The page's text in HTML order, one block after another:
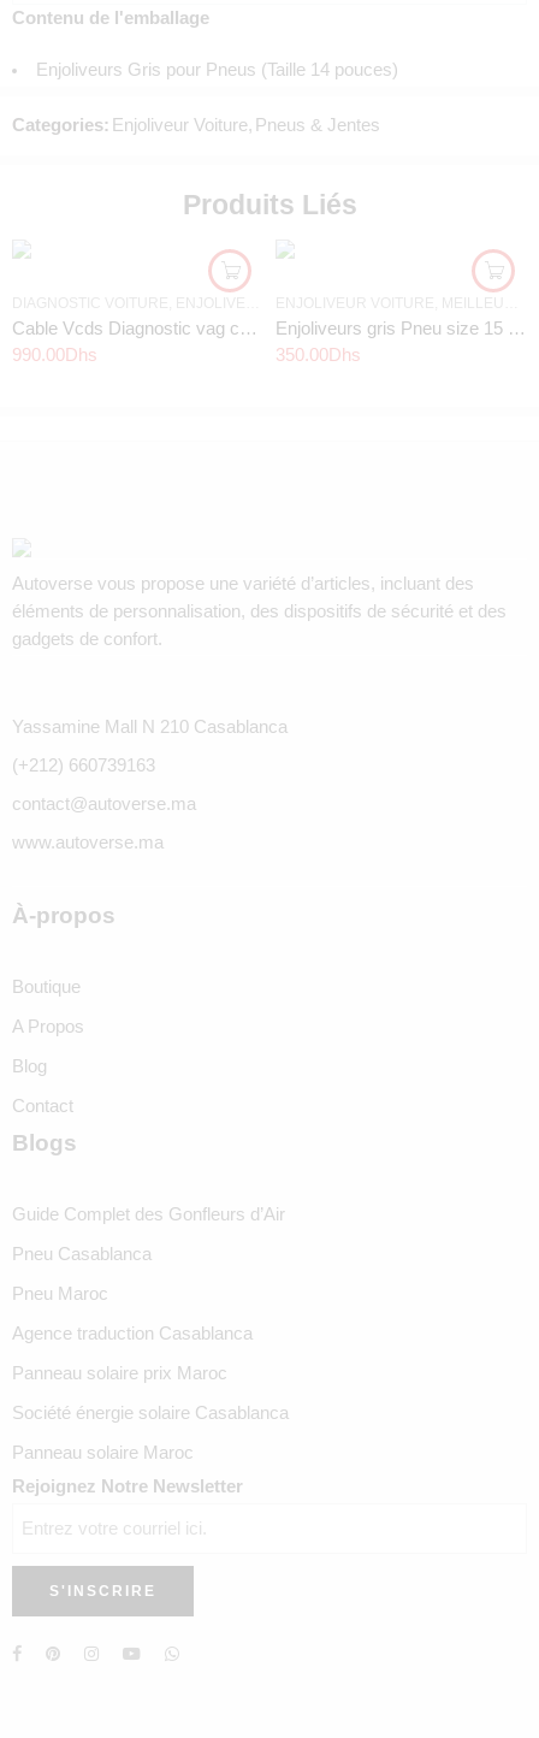
Contenu de l'emballage
Enjoliveurs Gris pour Pneus (Taille 14 pouces)
Categories: Enjoliveur Voiture, Pneus & Jentes
Produits Liés
DIAGNOSTIC VOITURE ENJOLIVEUR VOITURE , ENTRETIEN AUTO , PNEUS
Cable Vcds Diagnostic vag com 21.9 francais
990.00Dhs
ENJOLIVEUR VOITURE MEILLEURS OFFRES
Enjoliveurs gris Pneu size 15 » – KOD328
350.00Dhs
Autoverse vous propose une variété d’articles, incluant des
éléments de personnalisation, des dispositifs de sécurité et des
gadgets de confort.
Yassamine Mall N 210 Casablanca
(+212) 660739163
contact@autoverse.ma
www.autoverse.ma
À-propos
Boutique
A Propos
Blog
Contact
Blogs
Guide Complet des Gonfleurs d’Air
Pneu Casablanca
Pneu Maroc
Agence traduction Casablanca
Panneau solaire prix Maroc
Société énergie solaire Casablanca
Panneau solaire Maroc
Rejoignez Notre Newsletter